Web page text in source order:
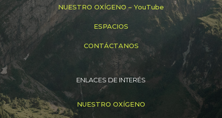
NUESTRO OXÍGENO – YouTube
ESPACIOS
CONTÁCTANOS
ENLACES DE INTERÉS
NUESTRO OXÍGENO